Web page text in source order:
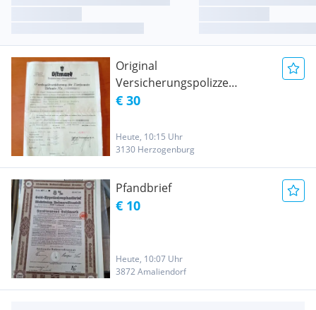
Original
Versicherungspolizze
Ostmark
€ 30
Heute, 10:15 Uhr
3130 Herzogenburg
Pfandbrief
€ 10
Heute, 10:07 Uhr
3872 Amaliendorf